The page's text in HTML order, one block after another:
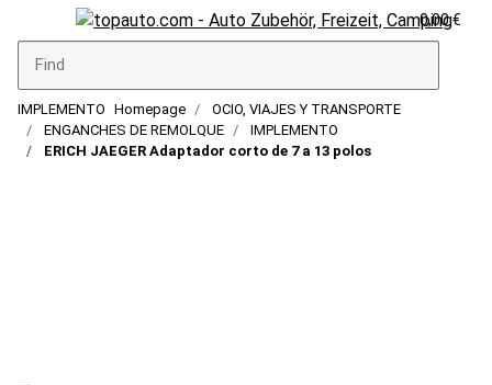
0,00 €
IMPLEMENTO Homepage
OCIO, VIAJES Y TRANSPORTE
ENGANCHES DE REMOLQUE
IMPLEMENTO
ERICH JAEGER Adaptador corto de 7 a 13 polos